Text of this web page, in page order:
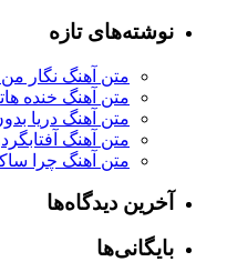
نوشته‌های تازه
متن آهنگ نگار
متن آهنگ خنده
متن آهنگ دریا
متن آهنگ
متن آهنگ چرا
آخرین دیدگاه‌ها
بایگانی‌ها